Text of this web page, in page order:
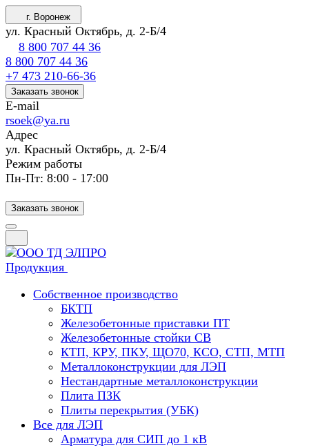
г. Воронеж
ул. Красный Октябрь, д. 2-Б/4
8 800 707 44 36
8 800 707 44 36
+7 473 210-66-36
Заказать звонок
E-mail
rsoek@ya.ru
Адрес
ул. Красный Октябрь, д. 2-Б/4
Режим работы
Пн-Пт: 8:00 - 17:00
Заказать звонок
Продукция
Собственное производство
БКТП
Железобетонные приставки ПТ
Железобетонные стойки СВ
КТП, КРУ, ПКУ, ЩО70, КСО, СТП, МТП
Металлоконструкции для ЛЭП
Нестандартные металлоконструкции
Плита ПЗК
Плиты перекрытия (УБК)
Все для ЛЭП
Арматура для СИП до 1 кВ